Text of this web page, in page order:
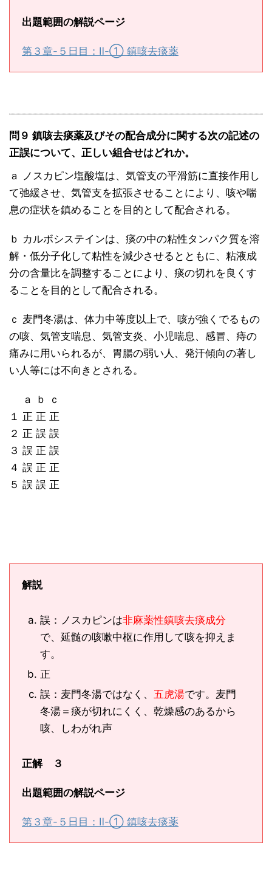
出題範囲の解説ページ
第３章-５日目：Ⅱ-① 鎮咳去痰薬
問９ 鎮咳去痰薬及びその配合成分に関する次の記述の
正誤について、正しい組合せはどれか。
ａ ノスカピン塩酸塩は、気管支の平滑筋に直接作用し
て弛緩させ、気管支を拡張させることにより、咳や喘
息の症状を鎮めることを目的として配合される。
ｂ カルボシステインは、痰の中の粘性タンパク質を溶
解・低分子化して粘性を減少させるとともに、粘液成
分の含量比を調整することにより、痰の切れを良くす
ることを目的として配合される。
ｃ 麦門冬湯は、体力中等度以上で、咳が強くでるもの
の咳、気管支喘息、気管支炎、小児喘息、感冒、痔の
痛みに用いられるが、胃腸の弱い人、発汗傾向の著し
い人等には不向きとされる。
ａ ｂ ｃ
１ 正 正 正
２ 正 誤 誤
３ 誤 正 誤
４ 誤 正 正
５ 誤 誤 正
解説
誤：ノスカピンは非麻薬性鎮咳去痰成分
で、延髄の咳嗽中枢に作用して咳を抑えま
す。
正
誤：麦門冬湯ではなく、 五虎湯です。麦門
冬湯＝痰が切れにくく、乾燥感のあるから
咳、しわがれ声
正解 ３
出題範囲の解説ページ
第３章-５日目：Ⅱ-① 鎮咳去痰薬